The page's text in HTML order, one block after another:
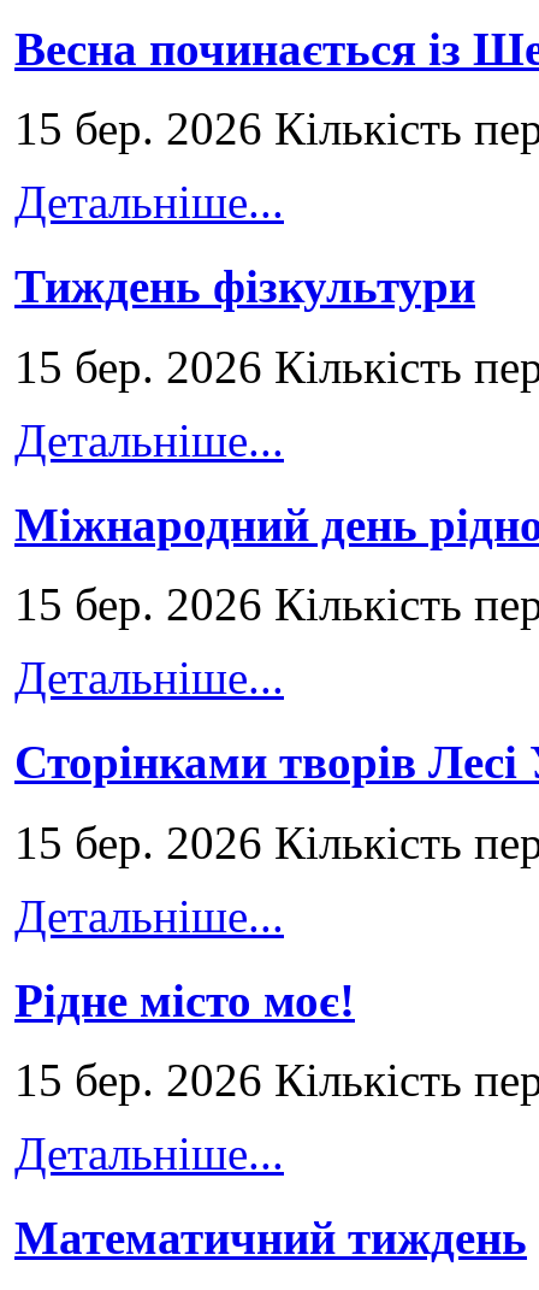
Весна починається із
15 бер. 2026 Кількість
Детальніше...
Тиждень фізкультури
15 бер. 2026 Кількість
Детальніше...
Міжнародний день
15 бер. 2026 Кількість
Детальніше...
Сторінками творів
15 бер. 2026 Кількість
Детальніше...
Рідне місто моє!
15 бер. 2026 Кількість
Детальніше...
Математичний тиждень